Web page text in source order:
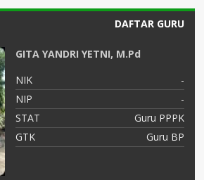
DAFTAR GURU
GITA YANDRI YETNI, M.Pd
NIK
NIP
STAT
Guru PPPK
GTK
Guru BP